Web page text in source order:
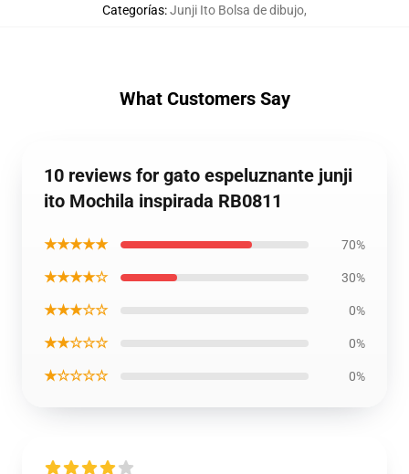
Categorías:Junji Ito Bolsa de dibujo,
What Customers Say
10 reviews for gato espeluznante junji
ito Mochila inspirada RB0811
★★★★★ 70%
★★★★☆ 30%
★★★☆☆ 0%
★★☆☆☆ 0%
★☆☆☆☆ 0%